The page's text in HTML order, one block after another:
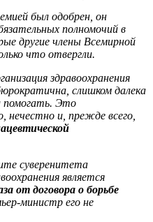
был одобрен, он
полномочий в
другие члены Всемирной
что отвергли.
здравоохранения
слишком далека
Это
нечестно и, прежде всего,
суверенитета
является
от договора о борьбе
министр его не